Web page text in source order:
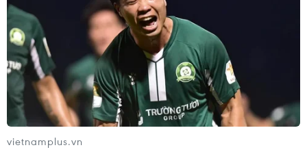
vietnamplus.vn